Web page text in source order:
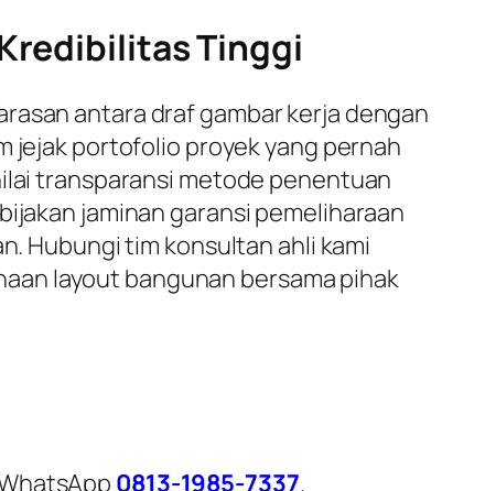
Tinggi
antara draf gambar kerja dengan
jejak portofolio proyek yang pernah
transparansi metode penentuan
jaminan garansi pemeliharaan
Hubungi tim konsultan ahli kami
layout bangunan bersama pihak
0813-1985-7337.